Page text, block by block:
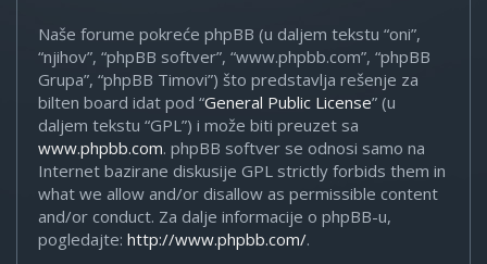
Naše forume pokreće phpBB (u daljem tekstu “oni”,
“njihov”, “phpBB softver”, “www.phpbb.com”, “phpBB
Grupa”, “phpBB Timovi”) što predstavlja rešenje za
bilten board idat pod “General Public License” (u
daljem tekstu “GPL”) i može biti preuzet sa
www.phpbb.com. phpBB softver se odnosi samo na
Internet bazirane diskusije GPL strictly forbids them in
what we allow and/or disallow as permissible content
and/or conduct. Za dalje informacije o phpBB-u,
pogledajte: http://www.phpbb.com/.